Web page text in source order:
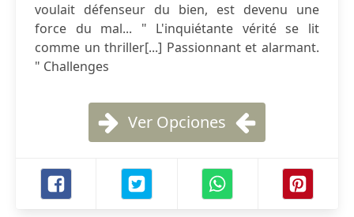
voulait défenseur du bien, est devenu une
force du mal... " L'inquiétante vérité se lit
comme un thriller[...] Passionnant et alarmant.
" Challenges
Ver Opciones